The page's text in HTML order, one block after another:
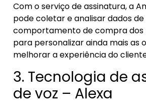
Com o serviço de assinatura, a
pode coletar e analisar dados de
comportamento de compra dos
para personalizar ainda mais as
melhorar a experiência do
3. Tecnologia de
de voz – Alexa